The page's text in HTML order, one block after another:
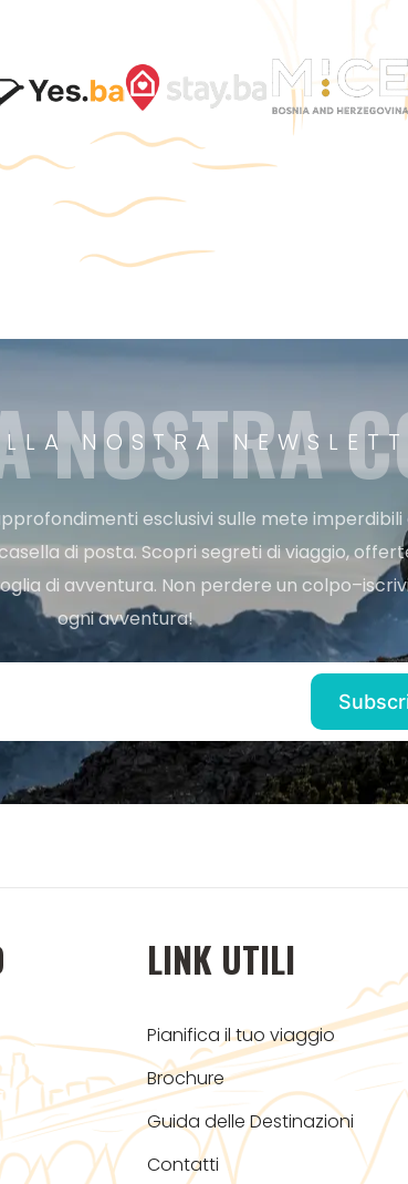
NOSTRA
NOSTRA
esclusivi sulle mete imperdibili
di posta. Scopri segreti di viaggio,
di avventura. Non perdere un
ogni avventura!
LINK UTILI
Pianifica il tuo viaggio
Brochure
Guida delle Destinazioni
Contatti